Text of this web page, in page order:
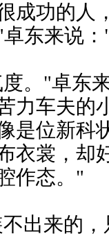
成功的人
东来说
。"卓东
力车夫的
是位新科
衣裳，却
作态。"
出来的，